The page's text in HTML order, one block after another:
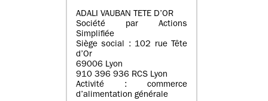
ADALI VAUBAN TETE D’OR
Société par Actions
Simplifiée
Siège social : 102 rue Tête
d’Or
69006 Lyon
910 396 936 RCS Lyon
Activité : commerce
d’alimentation générale